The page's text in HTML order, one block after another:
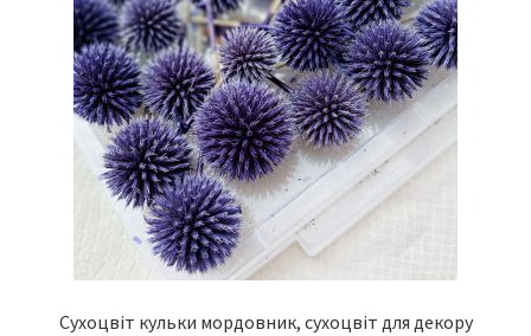
Сухоцвіт кульки мордовник, сухоцвіт для декору